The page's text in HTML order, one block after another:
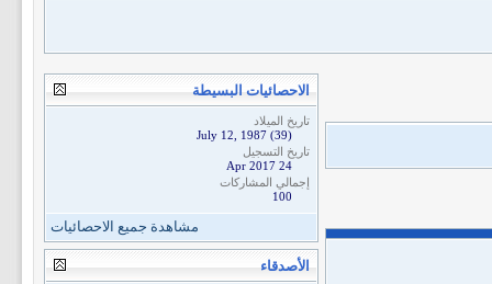
الاحصائيات البسيطة
تاريخ الميلاد
July 12, 1987 (39)
تاريخ التسجيل
24 Apr 2017
إجمالي المشاركات
100
مشاهدة جميع الاحصائيات
الأصدقاء